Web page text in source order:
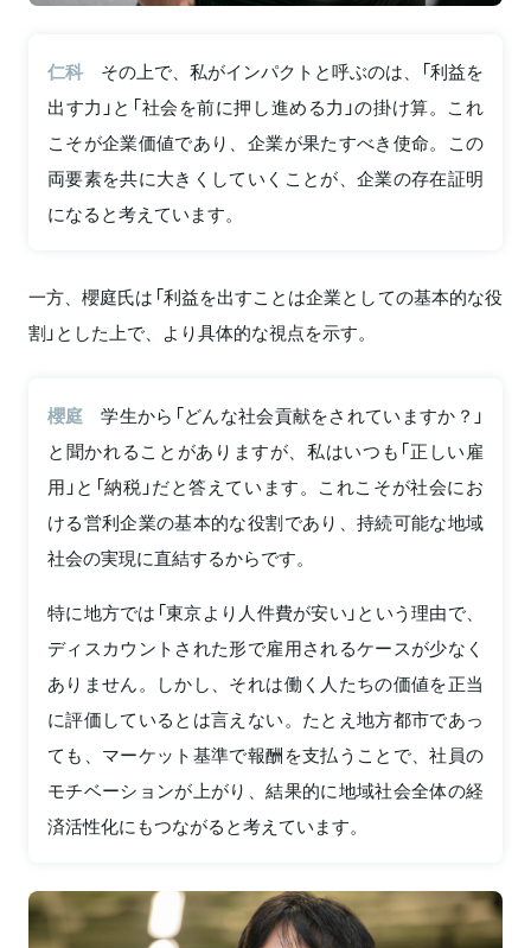
仁科
その上で、私がインパクトと呼ぶのは、「利益を
出す力」と「社会を前に押し進める力」の掛け算。これ
こそが企業価値であり、企業が果たすべき使命。この
両要素を共に大きくしていくことが、企業の存在証明
になると考えています。
一方、櫻庭氏は「利益を出すことは企業としての基本的な役
割」とした上で、より具体的な視点を示す。
櫻庭
学生から「どんな社会貢献をされていますか？」
と聞かれることがありますが、私はいつも「正しい雇
用」と「納税」だと答えています。これこそが社会にお
ける営利企業の基本的な役割であり、持続可能な地域
社会の実現に直結するからです。
特に地方では「東京より人件費が安い」という理由で、
ディスカウントされた形で雇用されるケースが少なく
ありません。しかし、それは働く人たちの価値を正当
に評価しているとは言えない。たとえ地方都市であっ
ても、マーケット基準で報酬を支払うことで、社員の
モチベーションが上がり、結果的に地域社会全体の経
済活性化にもつながると考えています。